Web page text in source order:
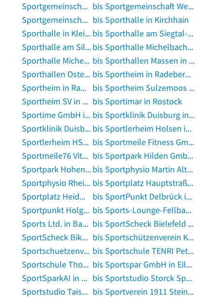
Sportgemeinschaft 1945 Marköbel e.V. in Hammersbach, Hessen
bis Sportgemeinschaft Wernswig- Waßmuthshausen Gerhard Fröde in Homberg, Efze
Sportgemeinschaft Westensee in Groß Vollstedt bis Sporthalle in Kirchhain
Sporthalle in Klein Berßen
bis Sporthalle am Siegtal-Gymnasium in Eitorf
Sporthalle am Silberkamp in Peine
bis Sporthalle Michelbach in Aglasterhausen
Sporthalle Michelbach in Öhringen
bis Sporthallen Massen in Unna
Sporthallen Osterwieck, Ratsgarten in Osterwieck
bis Sportheim in Radeberg, Sachsen
Sportheim in Ramstein-Miesenbach
bis Sportheim Sulzemoos in Sulzemoos
Sportheim SV in Dürmentingen bis Sportimar in Rostock
Sportime GmbH in Langen, Hessen
bis Sportklinik Duisburg in Duisburg
Sportklinik Duisburg GmbH & Co. KG Facharztpraxis für Chirurgie in Duisburg
bis Sportlerheim Holsen in Bünde
Sportlerheim HSV Gröbern in Muldestausee
bis Sportmeile Fitness GmbH in Bonn
Sportmeile76 Vitali Dutt in Friesenheim, Baden
bis Sportpark Hilden GmbH in Hilden
Sportpark Hohentwiel in Hilzingen
bis Sportphysio Martin Althoff in Essen, Ruhr
Sportphysio Rhein Main in Bad Homburg vor der Höhe
bis Sportplatz Hauptstraße in Herne, Westfalen
Sportplatz Heidmarkstadion in Bad Fallingbostel
bis SportPunkt Delbrück in Delbrück
Sportpunkt Holger u. Peter Intveen GbR in Lemgo
bis Sports-Lounge-Fellbach in Fellbach, Württemberg
Sports Ltd. in Bad Oeynhausen
bis SportScheck Bielefeld in Bielefeld
SportScheck Bikeservice in Taufkirchen, Kreis München
bis Sportschützenverein Kleinsachsenheim in Sachsenheim, Württemberg
Sportschuetzenverein Kritzmow in Kritzmow
bis Sportschule TENRI Petra Strenzke in Bad Segeberg
Sportschule Thormeyer in Großenhain, Sachsen
bis Sportspar GmbH in Eilenburg
SportSparkAI in Seelze
bis Sportstudio Storck Sportstudio in Hungen
Sportstudio Taiso in Göppingen
bis Sportverein 1911 Steinhaus in Petersberg, Kreis Fulda